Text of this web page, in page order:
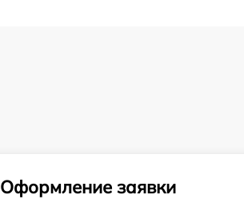
Оформление заявки